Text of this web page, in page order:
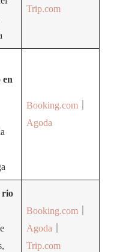
Trip.com
en
Booking.com｜
Agoda
rio
Booking.com｜
Agoda｜
Trip.com